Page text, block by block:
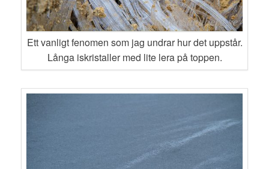
Ett vanligt fenomen som jag undrar hur det uppstår.
Långa iskristaller med lite lera på toppen.